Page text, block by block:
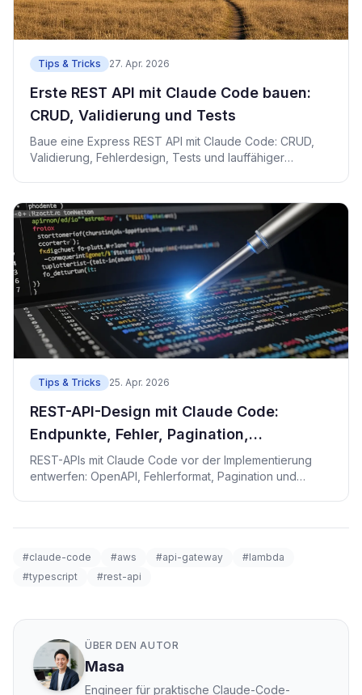
Tips & Tricks 27. Apr. 2026
Erste REST API mit Claude Code bauen:
CRUD, Validierung und Tests
Baue eine Express REST API mit Claude Code: CRUD,
Validierung, Fehlerdesign, Tests und lauffähiger
Tips & Tricks 25. Apr. 2026
REST-API-Design mit Claude Code:
Endpunkte, Fehler, Pagination,
Idempotenz
REST-APIs mit Claude Code vor der Implementierung
entwerfen: OpenAPI, Fehlerformat, Pagination und
#claude-code #aws #api-gateway
#lambda
#typescript
#rest-api
ÜBER DEN AUTOR
Masa
Engineer für praktische Claude-Code-